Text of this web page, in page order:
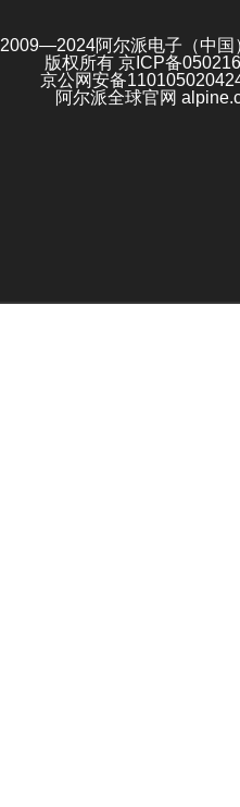
2009—2024阿尔派电子（中国
版权所有 京ICP备
京公网安备
阿尔派全球官网